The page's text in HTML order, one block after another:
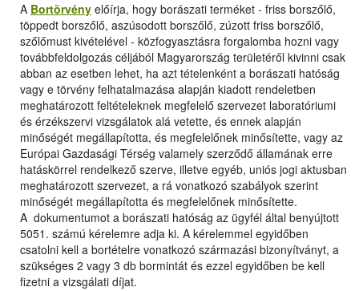
A Bortörvény előírja, hogy borászati terméket - friss borszőlő,
töppedt borszőlő, aszúsodott borszőlő, zúzott friss borszőlő,
szőlőmust kivételével - közfogyasztásra forgalomba hozni vagy
továbbfeldolgozás céljából Magyarország területéről kivinni csak
abban az esetben lehet, ha azt tételenként a borászati hatóság
vagy e törvény felhatalmazása alapján kiadott rendeletben
meghatározott feltételeknek megfelelő szervezet laboratóriumi
és érzékszervi vizsgálatok alá vetette, és ennek alapján
minőségét megállapította, és megfelelőnek minősítette, vagy az
Európai Gazdasági Térség valamely szerződő államának erre
hatáskörrel rendelkező szerve, illetve egyéb, uniós jogi aktusban
meghatározott szervezet, a rá vonatkozó szabályok szerint
minőségét megállapította és megfelelőnek minősítette.
A dokumentumot a borászati hatóság az ügyfél által benyújtott
5051. számú kérelemre adja ki. A kérelemmel egyidőben
csatolni kell a bortételre vonatkozó származási bizonyítványt, a
szükséges 2 vagy 3 db bormintát és ezzel egyidőben be kell
fizetni a vizsgálati díjat.